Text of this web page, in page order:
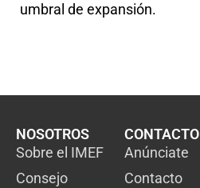
umbral de expansión.
NOSOTROS
Sobre el IMEF
Consejo
CONTACTO
Anúnciate
Contacto